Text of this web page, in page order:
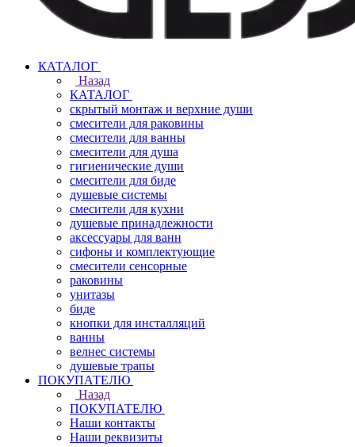
КАТАЛОГ
Назад
КАТАЛОГ
скрытый монтаж и верхние души
смесители для раковины
смесители для ванны
смесители для душа
гигиенические души
смесители для биде
душевые системы
смесители для кухни
душевые принадлежности
аксессуары для ванн
сифоны и комплектующие
смесители сенсорные
раковины
унитазы
биде
кнопки для инсталляций
ванны
велнес системы
душевые трапы
ПОКУПАТЕЛЮ
Назад
ПОКУПАТЕЛЮ
Наши контакты
Наши реквизиты